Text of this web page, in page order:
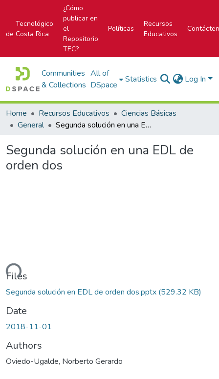
Tecnológico
de Costa Rica
¿Cómo
publicar en
el
Repositorio
TEC?
Políticas
Recursos
Educativos
Communities
& Collections
All of
DSpace
Statistics Log In
Home Recursos Educativos
Ciencias Básicas
General
Segunda solución en una EDL de orden dos
Segunda solución en una EDL de
orden dos
Files
Segunda solución en EDL de orden dos.pptx (529.32 KB)
Date
2018-11-01
Authors
Oviedo-Ugalde, Norberto Gerardo